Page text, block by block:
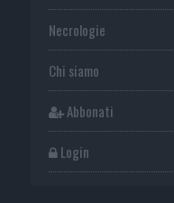
Necrologie
Chi siamo
Abbonati
Login